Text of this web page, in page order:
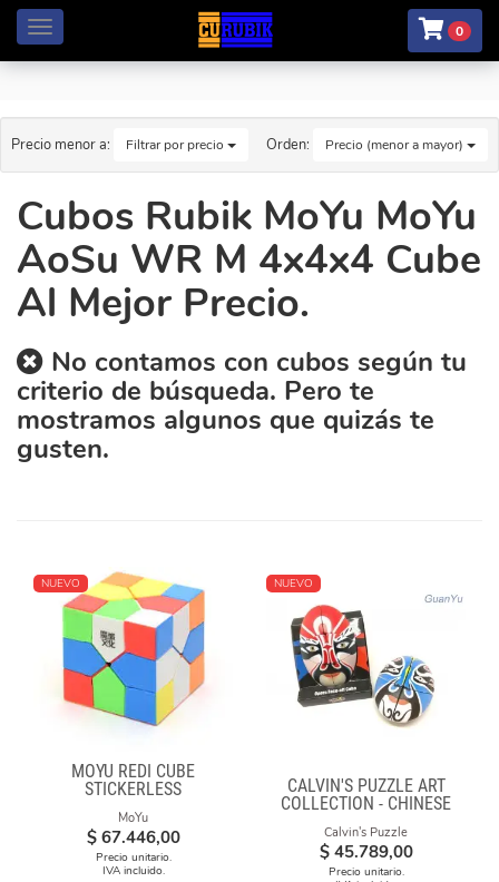
Menú 0
Precio menor a: Filtrar por precio Orden: Precio (menor a mayor)
Cubos Rubik MoYu MoYu
AoSu WR M 4x4x4 Cube
Al Mejor Precio.
No contamos con cubos según tu
criterio de búsqueda. Pero te
mostramos algunos que quizás te
gusten.
NUEVO
MOYU REDI CUBE
STICKERLESS
MoYu
$ 67.446,00
Precio unitario.
IVA incluido.
NUEVO
CALVIN'S PUZZLE ART
COLLECTION - CHINESE
OPERA FACE-OFF CUBE
(RED & BLUE MASKS)
Calvin's Puzzle
$ 45.789,00
Precio unitario.